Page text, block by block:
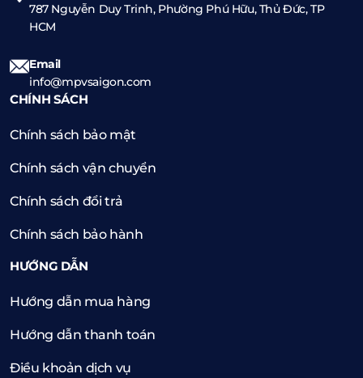
787 Nguyễn Duy Trinh, Phường Phú Hữu, Thủ Đức, TP
HCM
Email
info@mpvsaigon.com
CHÍNH SÁCH
Chính sách bảo mật
Chính sách vận chuyển
Chính sách đổi trả
Chính sách bảo hành
HƯỚNG DẪN
Hướng dẫn mua hàng
Hướng dẫn thanh toán
Điều khoản dịch vụ